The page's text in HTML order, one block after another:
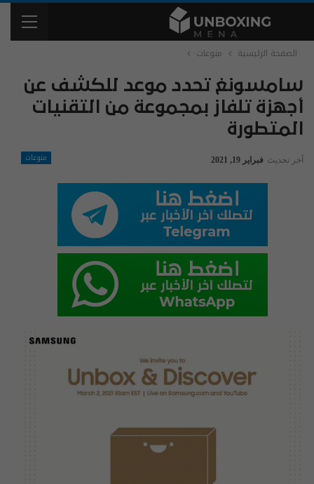
الصفحة الرئيسية منوعات
سامسونغ تحدد موعد للكشف عن
أجهزة تلفاز بمجموعة من التقنيات
المتطورة
منوعات آخر تحديث فبراير 19, 2021